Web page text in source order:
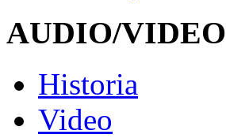
AUDIO/VIDEO
Historia
Video